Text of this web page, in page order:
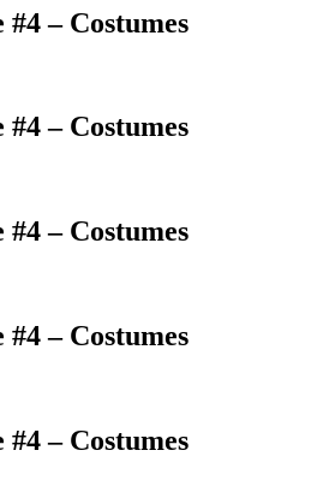
– Costumes
– Costumes
– Costumes
– Costumes
– Costumes